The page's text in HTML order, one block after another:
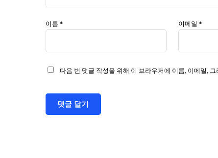
이름 * 이메일 *
다음 번 댓글 작성을 위해 이 브라우저에 이름, 이메일,